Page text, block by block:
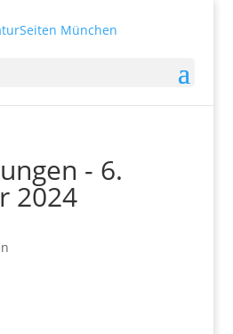
- 6.
2024